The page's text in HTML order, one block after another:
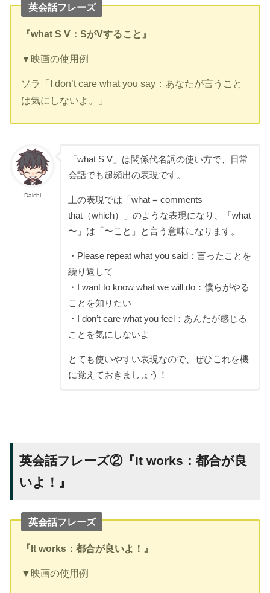
英会話フレーズ
『what S V：SがVすること』
▼映画の使用例
ソラ「I don’t care what you say：あなたが言うこと
は気にしないよ。」
Daichi
「what S V」は関係代名詞の使い方で、日常
会話でも超頻出の表現です。
上の表現では「what = comments
that（which）」のような表現になり、「what
〜」は「〜こと」と言う意味になります。
・Please repeat what you said：言ったことを
繰り返して
・I want to know what we will do：僕らがやる
ことを知りたい
・I don’t care what you feel：あんたが感じる
ことを気にしないよ
とても使いやすい表現なので、ぜひこれを機
に覚えておきましょう！
英会話フレーズ②『It works：都合が良
いよ！』
英会話フレーズ
『It works：都合が良いよ！』
▼映画の使用例